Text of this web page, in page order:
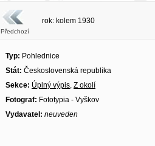
Předchozí
rok: kolem 1930
Typ: Pohlednice
Stát: Československá republika
Sekce: Úplný výpis, Z okolí
Fotograf: Fototypia - Vyškov
Vydavatel: neuveden